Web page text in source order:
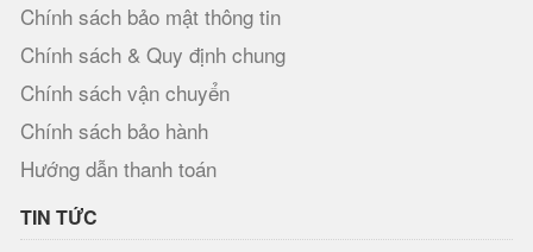
Chính sách bảo mật thông tin
Chính sách & Quy định chung
Chính sách vận chuyển
Chính sách bảo hành
Hướng dẫn thanh toán
TIN TỨC